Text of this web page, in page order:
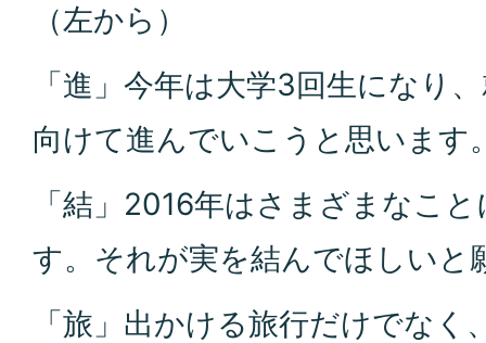
（左から）
「進」今年は大学3回生になり
向けて進んでいこうと思います
「結」2016年はさまざまなこ
す。それが実を結んでほしいと
「旅」出かける旅行だけでな